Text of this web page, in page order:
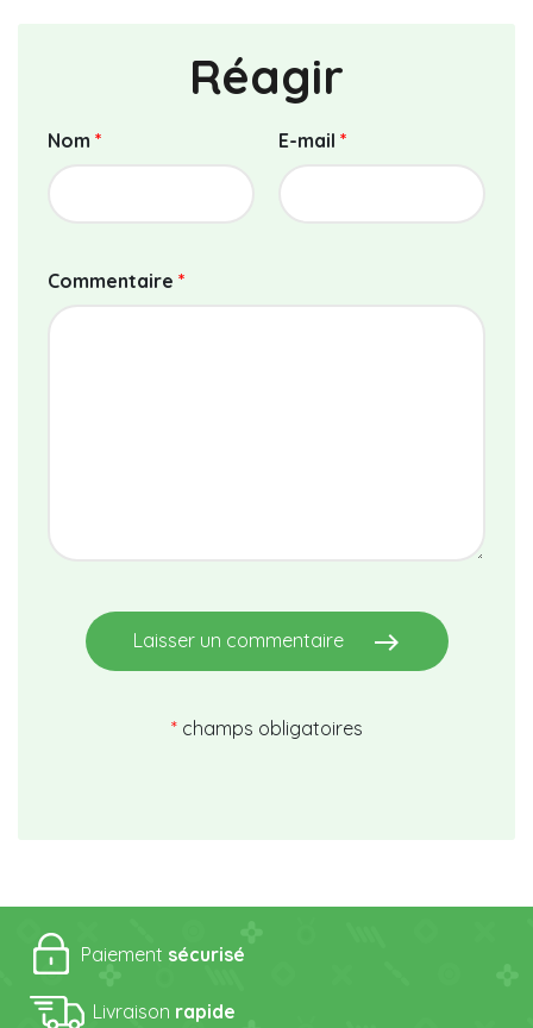
Réagir
Nom * E-mail *
Commentaire *
Laisser un commentaire east
* champs obligatoires
Paiement sécurisé
Livraison rapide